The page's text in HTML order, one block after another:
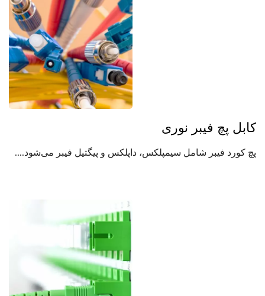
کابل پچ فیبر نوری
پچ کورد فیبر شامل سیمپلکس، داپلکس و پیگتیل فیبر می‌شود....